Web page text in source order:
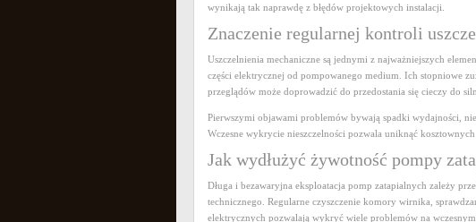
wynikają tak naprawdę z błędów projektowych instalacji.
Znaczenie regularnej kontroli
Uszczelnienia mechaniczne są jednymi z najważniejszych
części elektrycznej od pompowanego medium. Ich stopniowe
przeglądów może doprowadzić do przedostania się cieczy do
Pierwszymi objawami problemów bywają spadki wydajności,
Wczesne wykrycie nieszczelności pozwala uniknąć
Jak wydłużyć żywotność pompy
Długa i bezawaryjna eksploatacja pomp zatapialnych zależy
technicznego. Regularne czyszczenie komory wirnika,
elektrycznych pozwalają wykryć wiele problemów na wczesnym